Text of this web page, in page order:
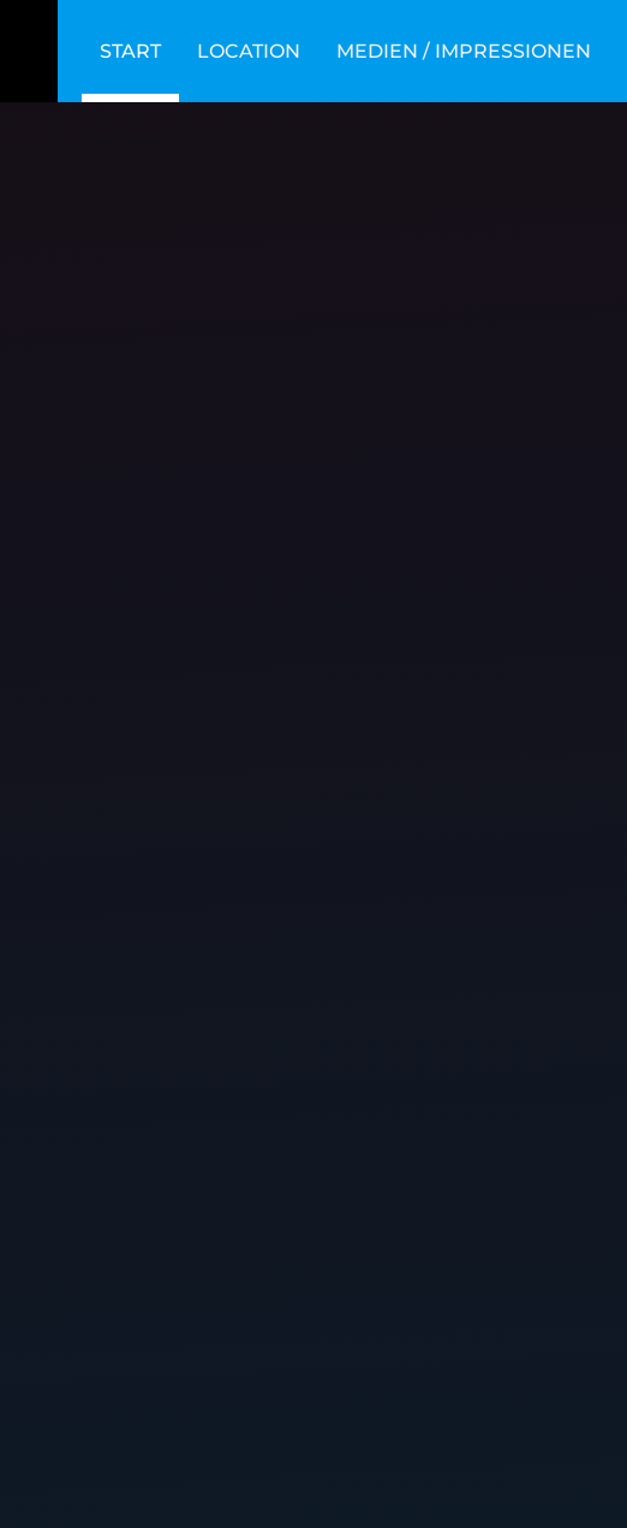
START LOCATION MEDIEN / IMPRESSIONEN